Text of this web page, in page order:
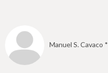
Manuel S. Cavaco *